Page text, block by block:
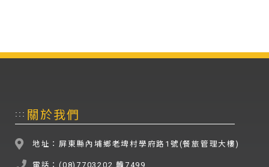
::: 關於我們
地址：屏東縣內埔鄉老埤村學府路1號(餐旅管理大樓)
電話：(08)7703202 轉7499